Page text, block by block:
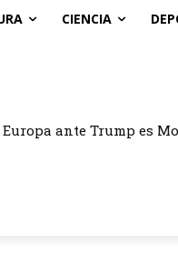
CIENCIA
ante Trump es